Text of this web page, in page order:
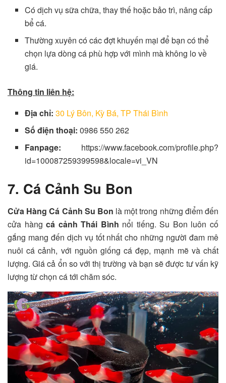
Có dịch vụ sữa chữa, thay thế hoặc bảo trì, nâng cấp
bể cá.
Thường xuyên có các đợt khuyến mại để bạn có thể
chọn lựa dòng cá phù hợp với mình mà không lo về
giá.
Thông tin liên hệ:
Địa chỉ:30 Lý Bôn, Kỳ Bá, TP Thái Bình
Số điện thoại: 0986 550 262
Fanpage: https://www.facebook.com/profile.php?
id=100087259399598&locale=vi_VN
7. Cá Cảnh Su Bon
Cửa Hàng Cá Cảnh Su Bon là một trong những điểm đến
cửa hàngcá cảnh Thái Bình nổi tiếng. Su Bon luôn cố
gắng mang đến dịch vụ tốt nhất cho những người đam mê
nuôi cá cảnh, với nguồn giống cá đẹp, mạnh mẽ và chất
lượng. Giá cả ổn so với thị trường và bạn sẽ được tư vấn kỹ
lượng từ chọn cá tới chăm sóc.